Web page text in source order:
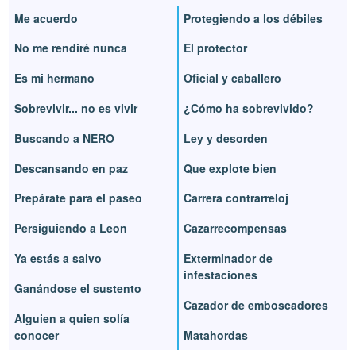
Me acuerdo
No me rendiré nunca
Es mi hermano
Sobrevivir... no es vivir
Buscando a NERO
Descansando en paz
Prepárate para el paseo
Persiguiendo a Leon
Ya estás a salvo
Ganándose el sustento
Alguien a quien solía
conocer
Protegiendo a los débiles
El protector
Oficial y caballero
¿Cómo ha sobrevivido?
Ley y desorden
Que explote bien
Carrera contrarreloj
Cazarrecompensas
Exterminador de
infestaciones
Cazador de emboscadores
Matahordas